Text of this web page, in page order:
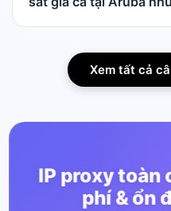
Xem tất cả
IP proxy toàn
phí & ổn